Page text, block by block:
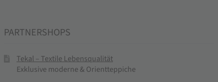
PARTNERSHOPS
Tekal – Textile Lebensqualität
Exklusive moderne & Orientteppiche